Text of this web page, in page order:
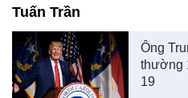
Tuấn Trần
Ông
thường
19